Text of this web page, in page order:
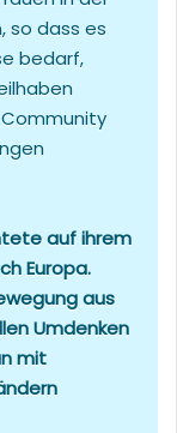
so dass es
bedarf,
Community
auf ihrem
Europa.
aus
Umdenken
mit